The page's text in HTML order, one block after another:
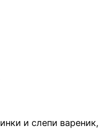
и слепи вареник,